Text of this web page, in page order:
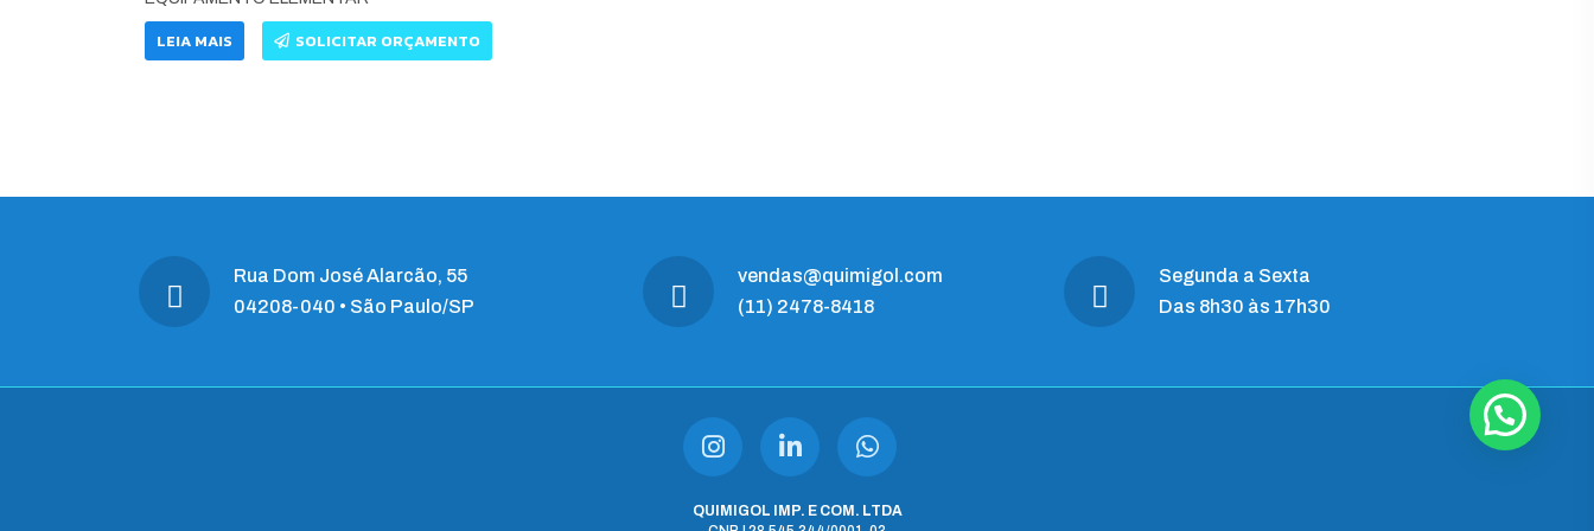
LEIA MAIS SOLICITAR ORÇAMENTO
Rua Dom José Alarcão, 55
04208-040 • São Paulo/SP
vendas@quimigol.com
(11) 2478-8418
Segunda a Sexta
Das 8h30 às 17h30
QUIMIGOL IMP. E COM. LTDA